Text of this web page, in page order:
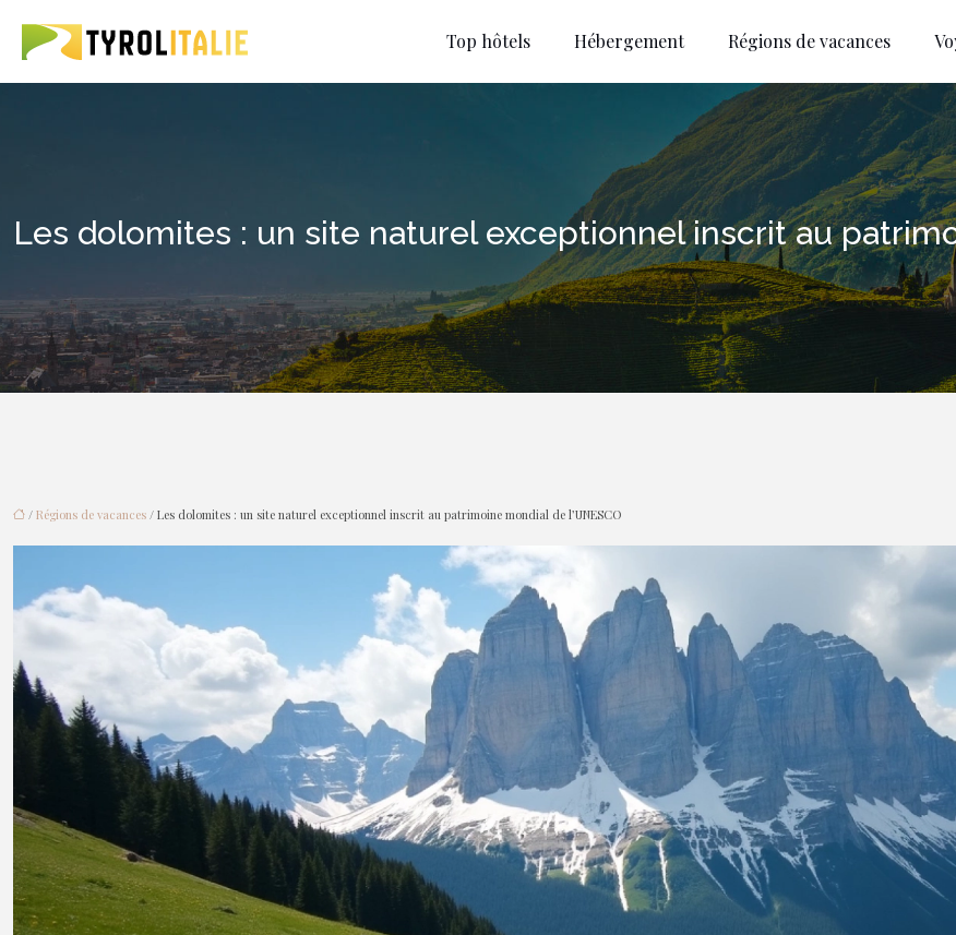
Top hôtels Hébergement Régions de vacances
Les dolomites : un site naturel exceptionnel inscrit au
/ Régions de vacances / Les dolomites : un site naturel exceptionnel inscrit au patrimoine mondial de l’UNESCO